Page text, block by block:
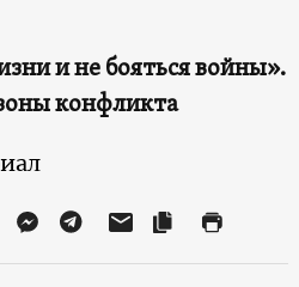
и не бояться войны».
конфликта